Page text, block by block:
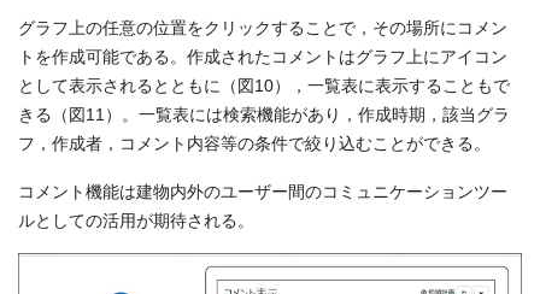
グラフ上の任意の位置をクリックすることで，その場所にコメン
トを作成可能である。作成されたコメントはグラフ上にアイコン
として表示されるとともに（図10），一覧表に表示することもで
きる（図11）。一覧表には検索機能があり，作成時期，該当グラ
フ，作成者，コメント内容等の条件で絞り込むことができる。
コメント機能は建物内外のユーザー間のコミュニケーションツー
ルとしての活用が期待される。